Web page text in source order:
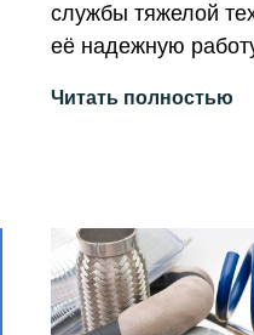
службы тяжелой
её надежную
Читать полностью